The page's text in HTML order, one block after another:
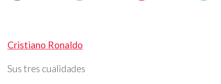
Cristiano Ronaldo
Sus tres cualidades